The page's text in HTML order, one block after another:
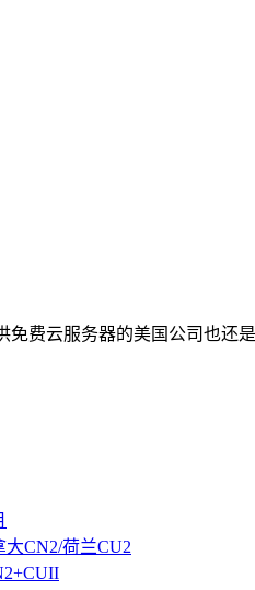
费云服务器的美国公司也还
大CN2/荷兰CU2